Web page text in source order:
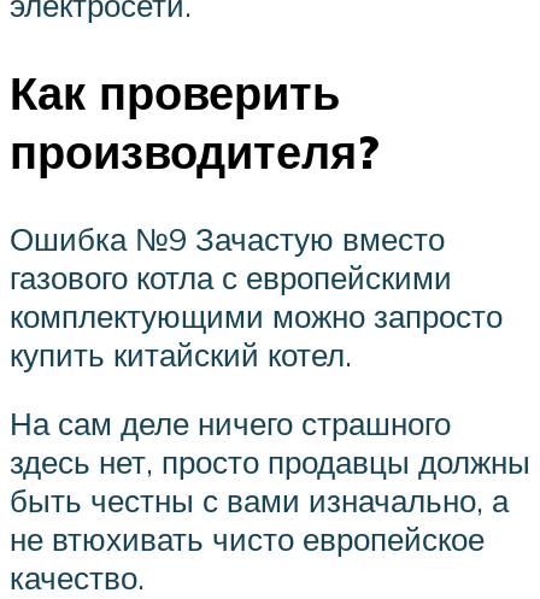
Как проверить
производителя?
Ошибка №9 Зачастую вместо
газового котла с европейскими
комплектующими можно запросто
купить китайский котел.
На сам деле ничего страшного
здесь нет, просто продавцы должны
быть честны с вами изначально, а
не втюхивать чисто европейское
качество.